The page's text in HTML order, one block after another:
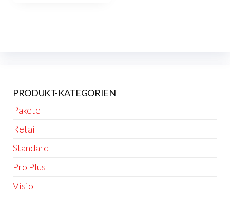
PRODUKT-KATEGORIEN
Pakete
Retail
Standard
Pro Plus
Visio